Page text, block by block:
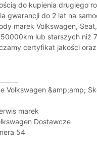
do kupienia drugiego
gwarancji do 2 lat na
marek Volkswagen,
lub starszych niż
certyfikat jakości
Volkswagen &amp;amp;
marek
Dostawcze
54